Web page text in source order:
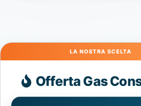
Gas
Offerta Gas